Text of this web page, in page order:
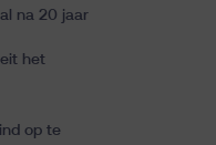
na 20 jaar
het
op te